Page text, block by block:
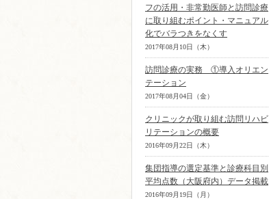
フの活用・非常勤医師と訪問診療
に取り組むポイント・マニュアル
化でバラつきをなくす
2017年08月10日（木）
訪問診療の実務 ①導入オリエン
テーション
2017年08月04日（金）
クリニックが取り組む訪問リハビ
リテーションの概要
2016年09月22日（木）
集団指導の選定基準と診療科目別
平均点数（大阪府内）データ掲載
2016年09月19日（月）